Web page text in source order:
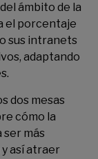
ámbito de la
el porcentaje
sus intranets
adaptando
dos mesas
cómo la
más
así atraer